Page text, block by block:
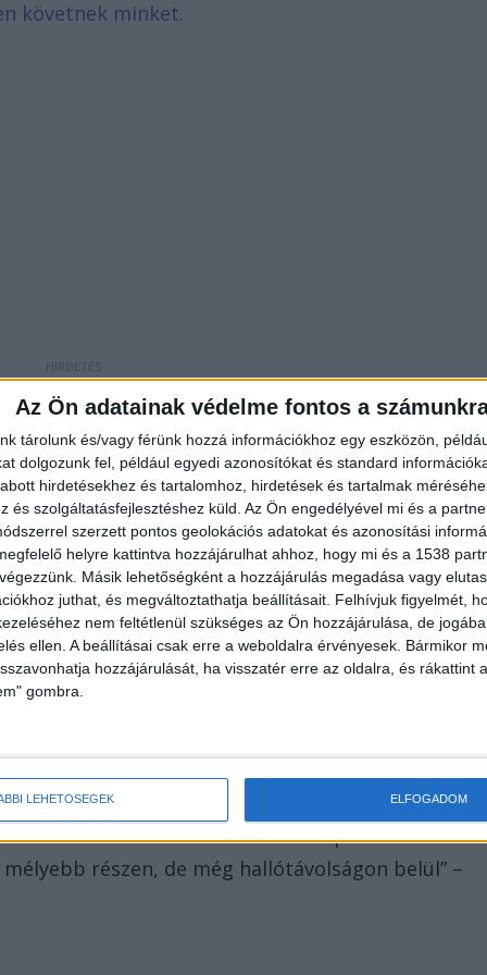
Az Ön adatainak védelme fontos a
tárolunk és/vagy férünk hozzá információkhoz egy eszközön,
dolgozunk fel, például egyedi azonosítókat és standard
hirdetésekhez és tartalomhoz, hirdetések és tartalmak
és szolgáltatásfejlesztéshez küld. Az Ön engedélyével mi és a
szerzett pontos geolokációs adatokat és azonosítási
helyre kattintva hozzájárulhat ahhoz, hogy mi és a 1538
Másik lehetőségként a hozzájárulás megadása vagy
juthat, és megváltoztathatja beállításait. Felhívjuk figyelmét,
nem feltétlenül szükséges az Ön hozzájárulása, de
ellen. A beállításai csak erre a weboldalra érvényesek. Bármikor
hozzájárulását, ha visszatér erre az oldalra, és rákattint
gombra.
LEHETŐSÉGEK ELFOGADOM
követnek minket.
a tanárok
a Szent Anna-tónál, amikor eleredt az eső. A
parancsolták, de csak akkor vették észre, hogy az
a diákok felöltöztek. Mivel a parton és a buszon
hívták, akik csaknem egy óra elteltével
csak egyetlen felnőtt lett volna a gyerekekkel:
a többiek a parton sétálva vagy a mólón
velünk utazó felnőtt úszott a parttól a
részen, de még hallótávolságon belül” –